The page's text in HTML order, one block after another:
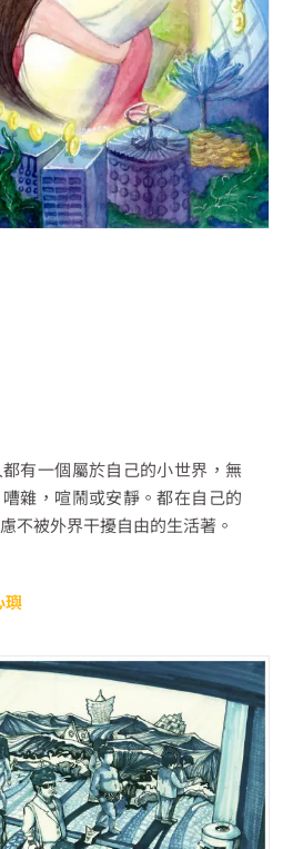
有一個屬於自己的小世界，無
雜，喧鬧或安靜。都在自己的
不被外界干擾自由的生活著。
璵